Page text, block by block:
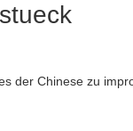
der Chinese zu